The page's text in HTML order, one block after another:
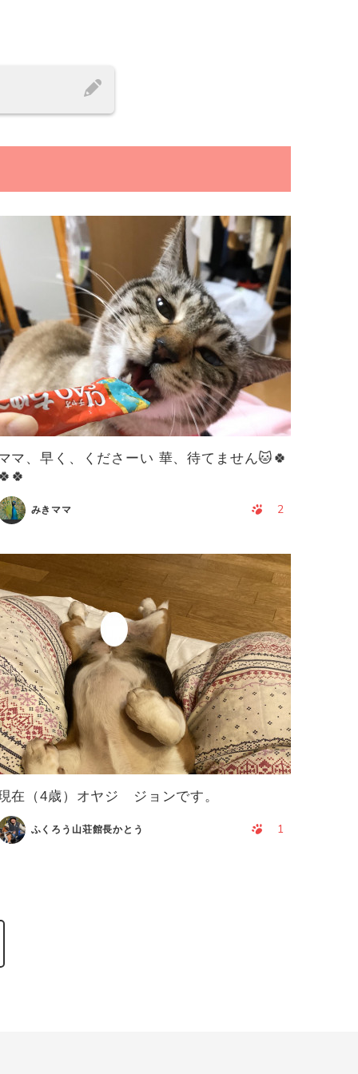
マ、早く、くださーい 華、待てません🐱🍀
みきママ 2
在（4歳）オヤジ ジョンです。
ふくろう山荘館長かとう 1